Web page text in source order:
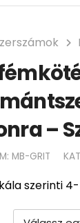
–
MB-GRIT
szerinti